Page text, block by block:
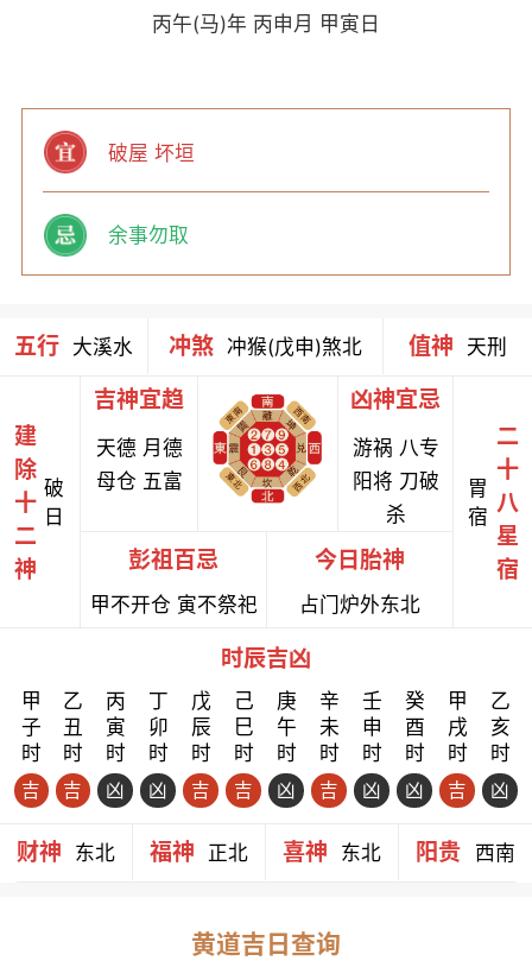
丙午(马)年 丙申月 甲寅日
破屋 坏垣
余事勿取
五行 大溪水 冲煞 冲猴(戊申)煞北 值神 天刑
建
除
十
二
神
破
日
吉神宜趋
天德 月德
母仓 五富
凶神宜忌
游祸 八专
阳将 刀破
杀
彭祖百忌
甲不开仓 寅不祭祀
今日胎神
占门炉外东北
胃
宿
二
十
八
星
宿
时辰吉凶
甲
子
时
吉
乙
丑
时
吉
丙
寅
时
凶
丁
卯
时
凶
戊
辰
时
吉
己
巳
时
吉
庚
午
时
凶
辛
未
时
吉
壬
申
时
凶
癸
酉
时
凶
甲
戌
时
吉
乙
亥
时
凶
财神 东北 福神 正北 喜神 东北 阳贵 西南
黄道吉日查询